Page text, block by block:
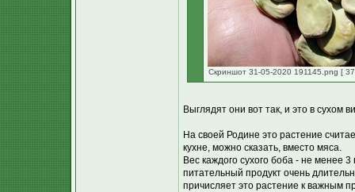
Скриншот 31-05-2020 191145.png [
Выглядят они вот так, и это в сухом
На своей Родине это растение
кухне, можно сказать, вместо мяса.
Вес каждого сухого боба - не менее
питательный продукт очень
причисляет это растение к важным